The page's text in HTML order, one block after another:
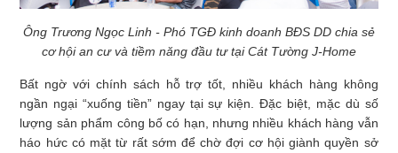
Ông Trương Ngọc Linh - Phó TGĐ kinh doanh BĐS DD chia sẻ
cơ hội an cư và tiềm năng đầu tư tại Cát Tường J-Home
Bất ngờ với chính sách hỗ trợ tốt, nhiều khách hàng không
ngần ngại “xuống tiền” ngay tại sự kiện. Đặc biệt, mặc dù số
lượng sản phẩm công bố có hạn, nhưng nhiều khách hàng vẫn
háo hức có mặt từ rất sớm để chờ đợi cơ hội giành quyền sở